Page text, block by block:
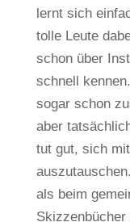
lernt sich
tolle Leute
schon über
schnell
sogar schon
aber
tut gut, sich
als beim
Skizzenbücher